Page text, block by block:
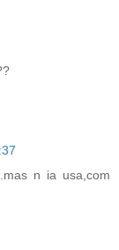
n ia usa,com